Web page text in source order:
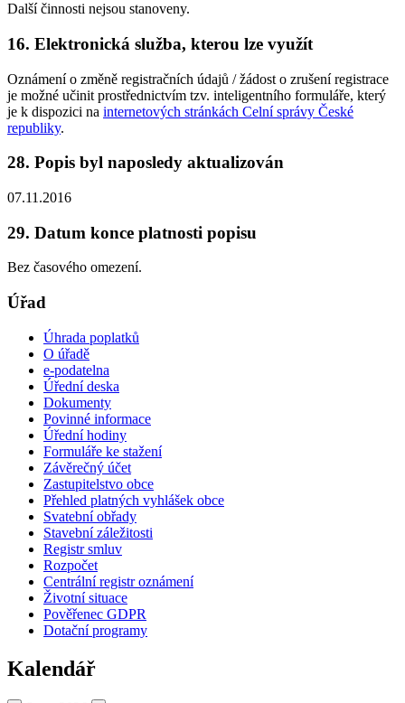
Další činnosti nejsou stanoveny.
16. Elektronická služba, kterou lze využít
Oznámení o změně registračních údajů / žádost o zrušení registrace
je možné učinit prostřednictvím tzv. inteligentního formuláře, který
je k dispozici na internetových stránkách Celní správy České
republiky.
28. Popis byl naposledy aktualizován
07.11.2016
29. Datum konce platnosti popisu
Bez časového omezení.
Úřad
Úhrada poplatků
O úřadě
e-podatelna
Úřední deska
Dokumenty
Povinné informace
Úřední hodiny
Formuláře ke stažení
Závěrečný účet
Zastupitelstvo obce
Přehled platných vyhlášek obce
Svatební obřady
Stavební záležitosti
Registr smluv
Rozpočet
Centrální registr oznámení
Životní situace
Pověřenec GDPR
Dotační programy
Kalendář